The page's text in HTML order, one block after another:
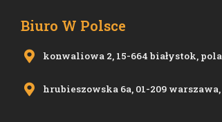
Biuro W Polsce
konwaliowa 2, 15-664 białystok,
hrubieszowska 6a, 01-209